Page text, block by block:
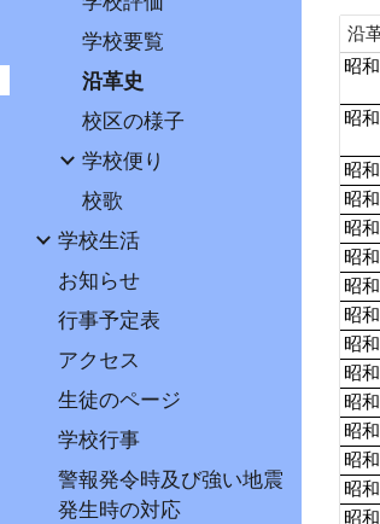
学校要覧
沿革史
校区の様子
学校便り
校歌
学校生活
お知らせ
行事予定表
アクセス
生徒のページ
学校行事
警報発令時及び強い地震
発生時の対応